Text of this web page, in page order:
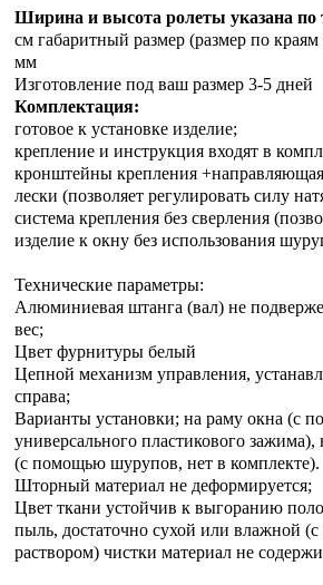
Ширина и высота ролеты указана по
см габаритный размер (размер по
мм
Изготовление под ваш размер 3-5 дней
Комплектация:
готовое к установке изделие;
крепление и инструкция входят в
кронштейны крепления +направляющая
лески (позволяет регулировать силу
система крепления без сверления
изделие к окну без использования
Технические параметры:
Алюминиевая штанга (вал) не
вес;
Цвет фурнитуры белый
Цепной механизм управления,
справа;
Варианты установки; на раму окна (с
универсального пластикового зажима),
(с помощью шурупов, нет в комплекте).
Шторный материал не деформируется;
Цвет ткани устойчив к выгоранию
пыль, достаточно сухой или влажной
раствором) чистки материал не